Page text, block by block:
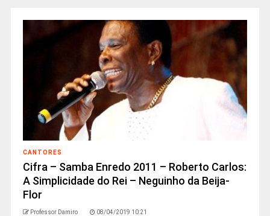
CANTORES
Cifra – Samba Enredo 2011 – Roberto Carlos:
A Simplicidade do Rei – Neguinho da Beija-
Flor
Professor Damiro 08/04/2019 10:21